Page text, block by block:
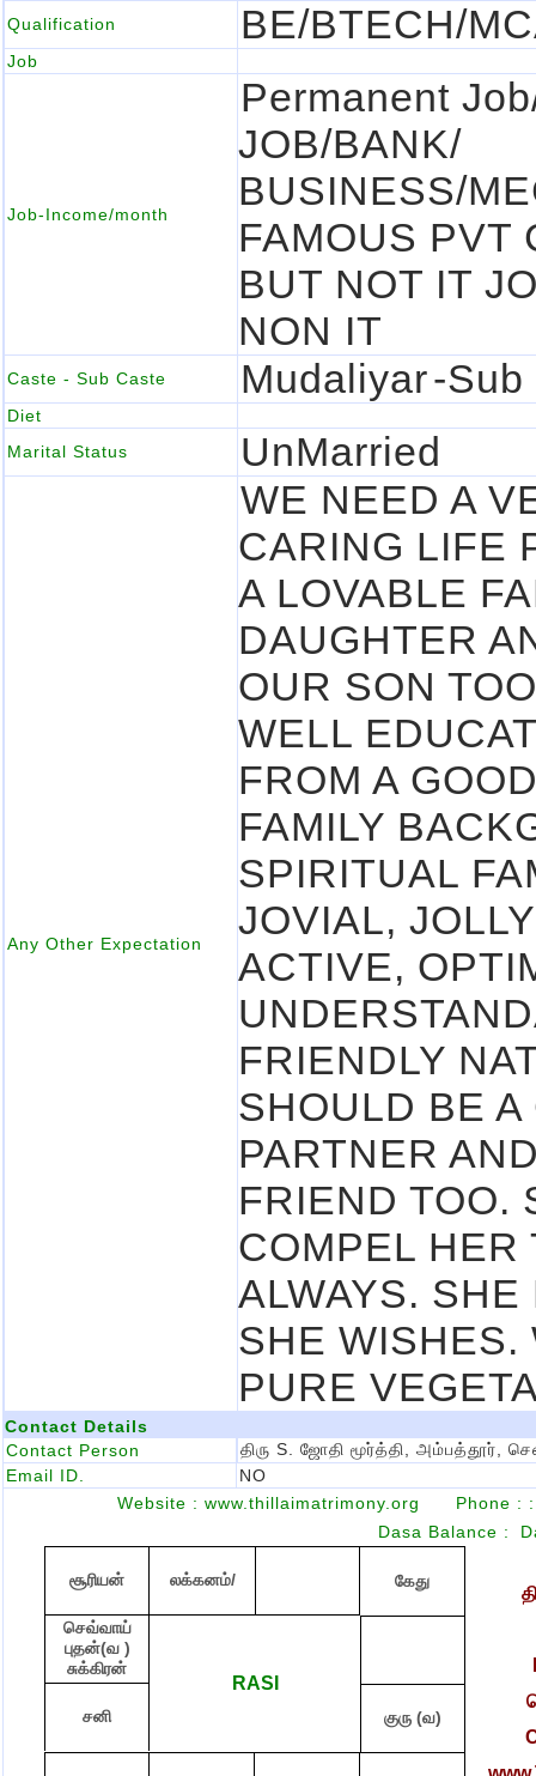
Qualification
BE/BTECH/
Job
Job-Income/month
Permanent
JOB/BANK/
BUSINESS/
FAMOUS PVT
BUT NOT IT
NON IT
Caste - Sub Caste Mudaliyar-Sub
Diet
Marital Status
UnMarried
Any Other Expectation
WE NEED A
CARING LIFE
A LOVABLE
DAUGHTER
OUR SON
WELL
FROM A
FAMILY
SPIRITUAL
JOVIAL,
ACTIVE,
FRIENDLY
SHOULD BE
PARTNER
FRIEND TOO.
COMPEL HER
ALWAYS.
SHE WISHES.
PURE
Contact Details
Contact Person
திரு S. ஜோதி மூர்த்தி, அம்பத்தூர்,
Email ID.
NO
Website : www.thillaimatrimony.org Phone :
Dasa Balance :
சூரியன் லக்கனம்/ கேது
செவ்வாய்
புதன்(வ )
சுக்கிரன்
சனி
RASI
குரு (வ)